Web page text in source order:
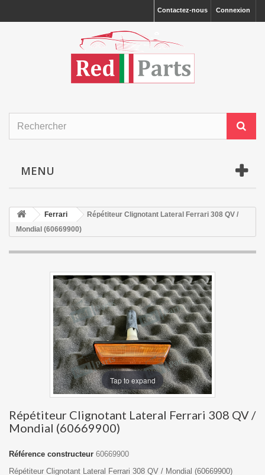
Connexion
Contactez-nous
MENU
Ferrari
Répétiteur Clignotant Lateral Ferrari 308 QV /
Mondial (60669900)
Tap to expand
Répétiteur Clignotant Lateral Ferrari 308 QV /
Mondial (60669900)
Référence constructeur 60669900
Répétiteur Clignotant Lateral Ferrari 308 QV / Mondial (60669900)